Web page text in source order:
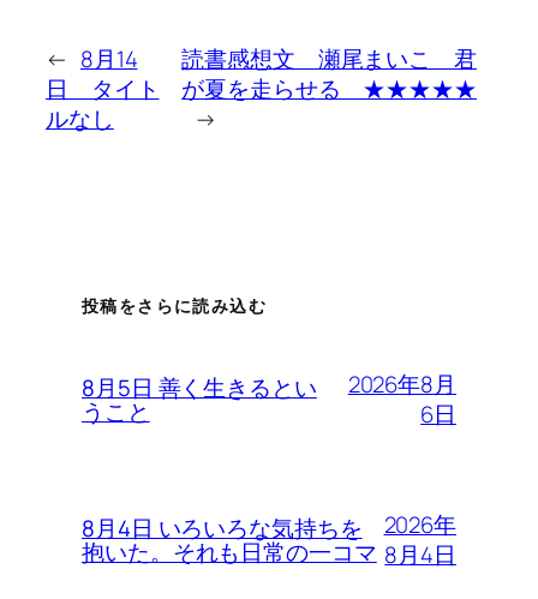
← 8月14
日 タイト
ルなし
読書感想文 瀬尾まいこ 君
が夏を走らせる ★★★★★
→
投稿をさらに読み込む
8月5日 善く生きるとい
うこと
2026年8月
6日
8月4日 いろいろな気持ちを
抱いた。それも日常の一コマ
2026年
8月4日